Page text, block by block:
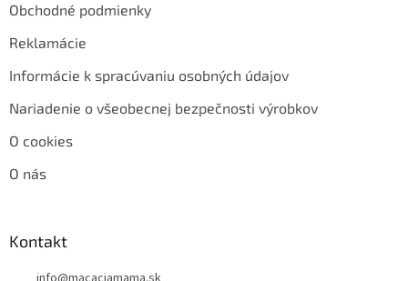
Obchodné podmienky
Reklamácie
Informácie k spracúvaniu osobných údajov
Nariadenie o všeobecnej bezpečnosti výrobkov
O cookies
O nás
Kontakt